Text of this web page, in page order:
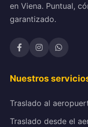
en Viena. Puntual,
garantizado.
Nuestros
Traslado al
Traslado desde el